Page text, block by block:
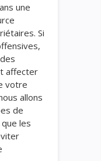
une
Si
affecter
votre
allons
de
les